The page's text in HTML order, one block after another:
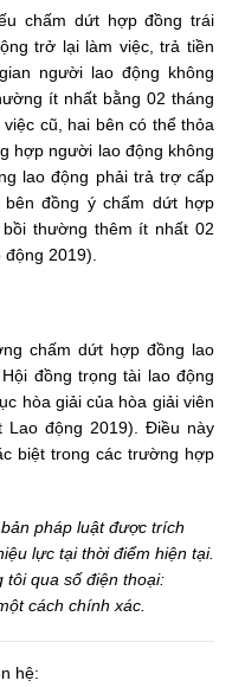
chấm dứt hợp đồng trái
trở lại làm việc, trả tiền
người lao động không
ít nhất bằng 02 tháng
cũ, hai bên có thể thỏa
hợp người lao động không
lao động phải trả trợ cấp
đồng ý chấm dứt hợp
thường thêm ít nhất 02
động 2019).
chấm dứt hợp đồng lao
đồng trọng tài lao động
hòa giải của hòa giải viên
Lao động 2019). Điều này
biệt trong các trường hợp
pháp luật được trích
lực tại thời điểm hiện tại.
tôi qua số điện thoại:
cách chính xác.
hệ: